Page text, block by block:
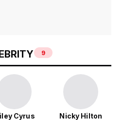
9
Cyrus Nicky Hilton